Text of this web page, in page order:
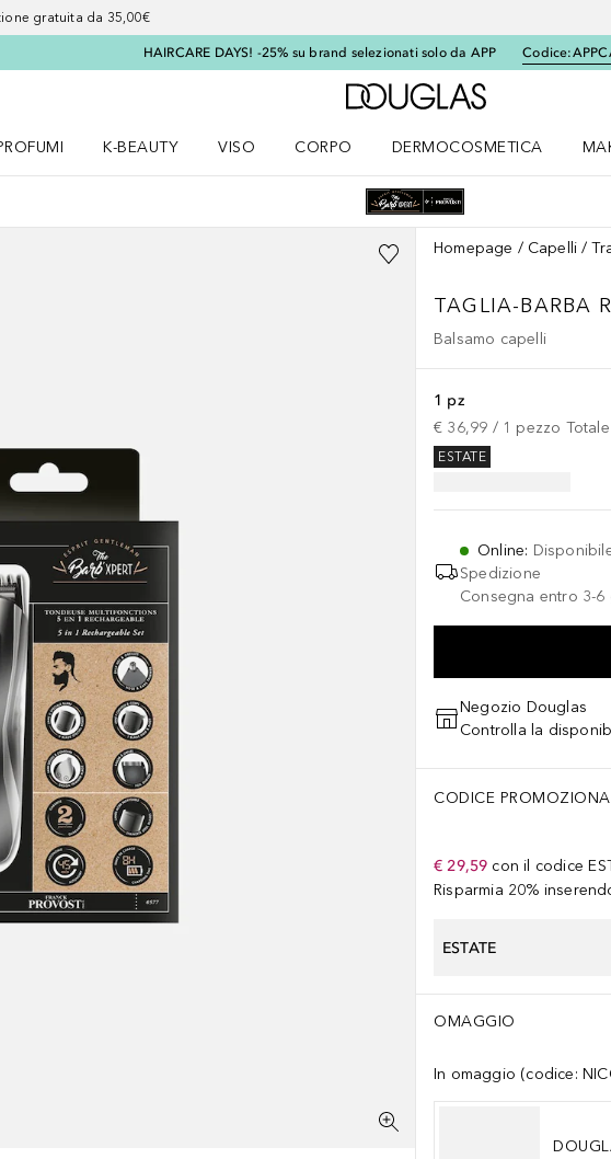
gratuita da 35,00€
HAIRCARE DAYS! -25% su brand selezionati solo da APP Codice:
A Douglas Home
K-BEAUTY
VISO
CORPO
DERMOCOSMETICA
Homepage Capelli
TAGLIA-BARBA
Balsamo capelli
1 pz
€ 36,99 / 1 pezzo
ESTATE
Online:
Spedizione
Consegna entro 3-6
Negozio Douglas
Controlla la
CODICE
€ 29,59 con il codice
Risparmia 20%
ESTATE
OMAGGIO
In omaggio (codice: